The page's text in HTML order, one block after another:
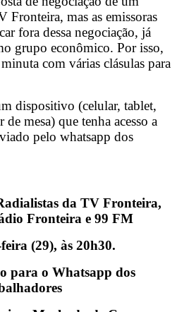
mas as emissoras
fora dessa negociação, já
grupo econômico. Por isso,
com várias clásulas para
dispositivo (celular, tablet,
mesa) que tenha acesso a
pelo whatsapp dos
da TV Fronteira,
Fronteira e 99 FM
(29), às 20h30.
para o Whatsapp dos